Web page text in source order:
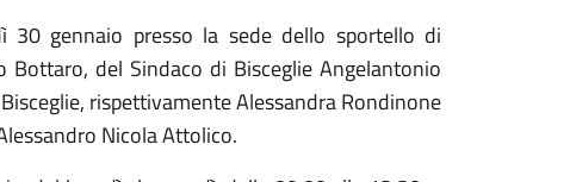
30 gennaio presso la sede dello sportello di
Bottaro, del Sindaco di Bisceglie Angelantonio
rispettivamente Alessandra Rondinone
Nicola Attolico.